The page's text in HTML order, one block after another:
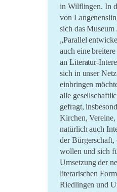
in Wilflingen. In
von
sich das Museum
„Parallel
auch eine
an Literatur-
sich in unser
einbringen
alle
gefragt,
Kirchen, Vereine,
natürlich auch
der
wollen und sich
Umsetzung der
literarischen
Riedlingen und